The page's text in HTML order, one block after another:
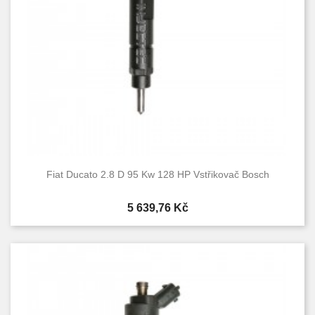
Fiat Ducato 2.8 D 95 Kw 128 HP Vstřikovač Bosch
Cena
5 639,76 Kč